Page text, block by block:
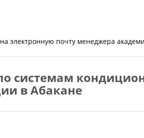
электронную почту менеджера
системам
в Абакане